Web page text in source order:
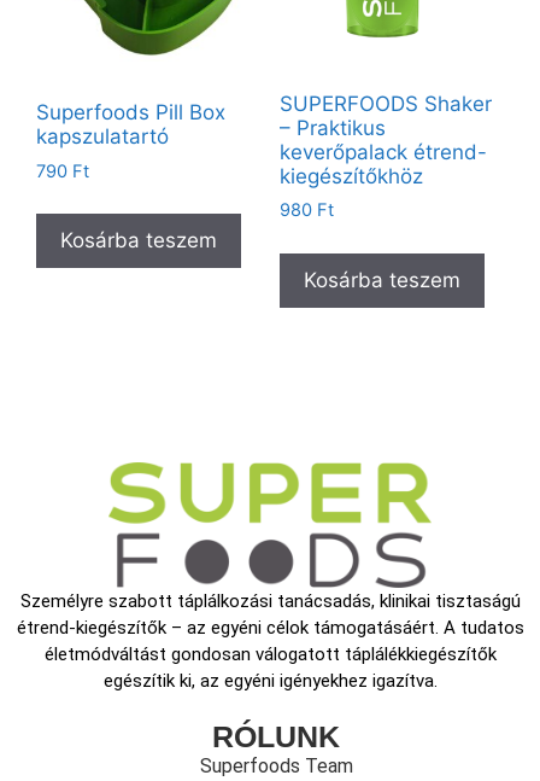
Superfoods Pill Box
kapszulatartó
790 Ft
Kosárba teszem
SUPERFOODS Shaker
– Praktikus
keverőpalack étrend-
kiegészítőkhöz
980 Ft
Kosárba teszem
Személyre szabott táplálkozási tanácsadás, klinikai tisztaságú
étrend-kiegészítők – az egyéni célok támogatásáért. A tudatos
életmódváltást gondosan válogatott táplálékkiegészítők
egészítik ki, az egyéni igényekhez igazítva.
RÓLUNK
Superfoods Team